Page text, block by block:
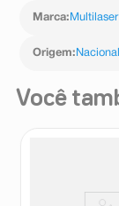
testa ou objeto.
na tela.
Marca: Multilaser
Origem: Nacional
Você